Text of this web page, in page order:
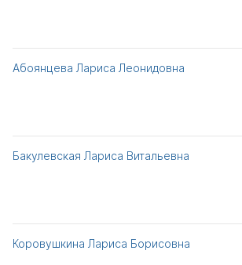
Абоянцева Лариса Леонидовна
Бакулевская Лариса Витальевна
Коровушкина Лариса Борисовна